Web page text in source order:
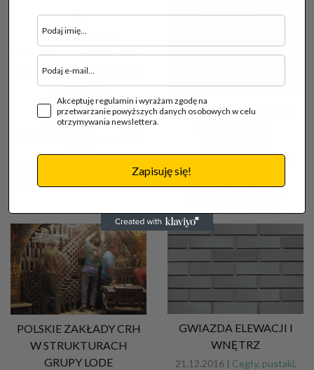
STAN SUROWY
OTWARTY – PROBLEMY Z
MATERIAŁEM I BRAKIEM
DOBREGO
SPRAWDZONEGO
WYKONAWCY.
bloczki
Wybudowaliśmy dla naszych
klientów już kilkaset domów...
CEGŁA KLINKIEROWA:
Cegły, pustaki,
POLSKIE ZAKŁADY CRH
W STRUKTURACH
GRUPY LODE
GWIAZDA ELEWACJI I
WNĘTRZ
21.12.2016 | Cegły, pustaki,
Akceptuję regulamin i wyrażam zgodę na
przetwarzanie powyższych danych osobowych w celu
otrzymywania newslettera.
Zapisuję się!